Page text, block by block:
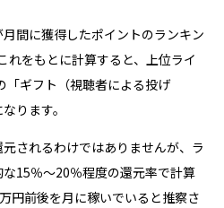
間に獲得したポイントのランキン
れをもとに計算すると、上位ライ
「ギフト（視聴者による投げ
ります。
されるわけではありませんが、ラ
15％～20％程度の還元率で計算
円前後を月に稼いでいると推察さ